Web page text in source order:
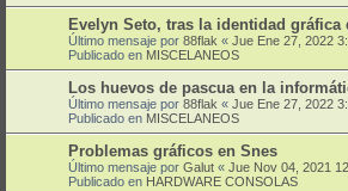
Evelyn Seto, tras la identidad gráfica
Último mensaje por 88flak « Jue Ene 27, 2022
Publicado en MISCELANEOS
Los huevos de pascua en la
Último mensaje por 88flak « Jue Ene 27, 2022
Publicado en MISCELANEOS
Problemas gráficos en Snes
Último mensaje por Galut « Jue Nov 04, 2021
Publicado en HARDWARE CONSOLAS